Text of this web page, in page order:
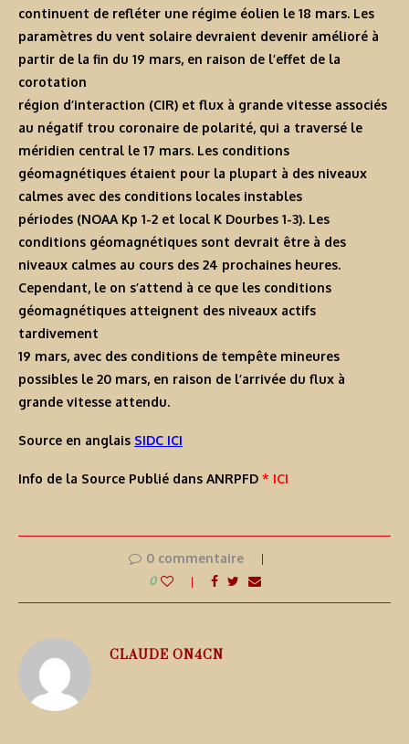
continuent de refléter une régime éolien le 18 mars. Les
paramètres du vent solaire devraient devenir amélioré à
partir de la fin du 19 mars, en raison de l’effet de la
corotation
région d’interaction (CIR) et flux à grande vitesse associés
au négatif trou coronaire de polarité, qui a traversé le
méridien central le 17 mars. Les conditions
géomagnétiques étaient pour la plupart à des niveaux
calmes avec des conditions locales instables
périodes (NOAA Kp 1-2 et local K Dourbes 1-3). Les
conditions géomagnétiques sont devrait être à des
niveaux calmes au cours des 24 prochaines heures.
Cependant, le on s’attend à ce que les conditions
géomagnétiques atteignent des niveaux actifs
tardivement
19 mars, avec des conditions de tempête mineures
possibles le 20 mars, en raison de l’arrivée du flux à
grande vitesse attendu.
Source en anglais SIDC ICI
Info de la Source Publié dans ANRPFD * ICI
0 commentaire
0
CLAUDE ON4CN